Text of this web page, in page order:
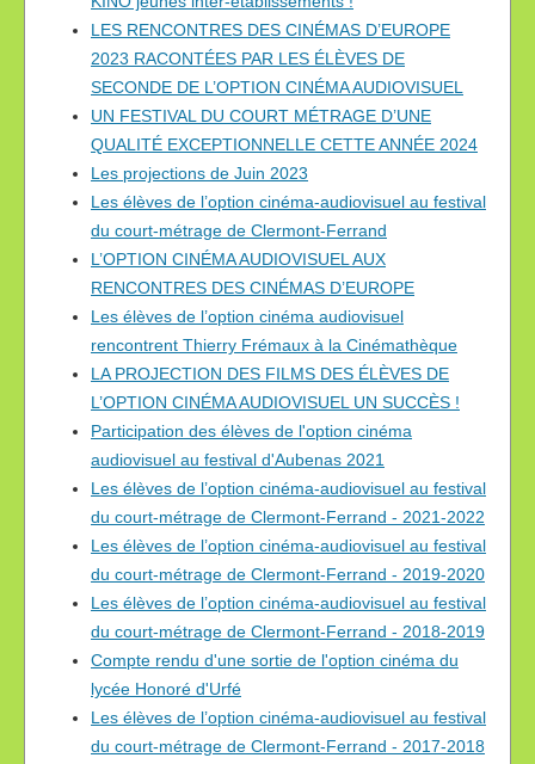
LES RENCONTRES DES CINÉMAS D’EUROPE
2023 RACONTÉES PAR LES ÉLÈVES DE
SECONDE DE L’OPTION CINÉMA AUDIOVISUEL
UN FESTIVAL DU COURT MÉTRAGE D’UNE
QUALITÉ EXCEPTIONNELLE CETTE ANNÉE 2024
Les projections de Juin 2023
Les élèves de l’option cinéma-audiovisuel au festival
du court-métrage de Clermont-Ferrand
L’OPTION CINÉMA AUDIOVISUEL AUX
RENCONTRES DES CINÉMAS D’EUROPE
Les élèves de l’option cinéma audiovisuel
rencontrent Thierry Frémaux à la Cinémathèque
LA PROJECTION DES FILMS DES ÉLÈVES DE
L’OPTION CINÉMA AUDIOVISUEL UN SUCCÈS !
Participation des élèves de l'option cinéma
audiovisuel au festival d'Aubenas 2021
Les élèves de l’option cinéma-audiovisuel au festival
du court-métrage de Clermont-Ferrand - 2021-2022
Les élèves de l’option cinéma-audiovisuel au festival
du court-métrage de Clermont-Ferrand - 2019-2020
Les élèves de l’option cinéma-audiovisuel au festival
du court-métrage de Clermont-Ferrand - 2018-2019
Compte rendu d'une sortie de l'option cinéma du
lycée Honoré d'Urfé
Les élèves de l’option cinéma-audiovisuel au festival
du court-métrage de Clermont-Ferrand - 2017-2018